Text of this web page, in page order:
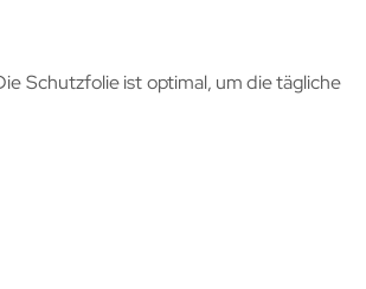
Schutzfolie ist optimal, um die tägliche